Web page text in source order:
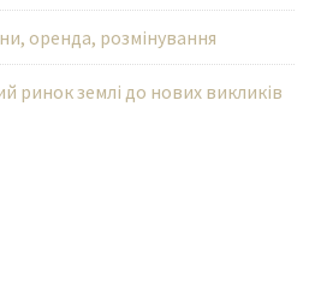
оренда, розмінування
ринок землі до нових викликів